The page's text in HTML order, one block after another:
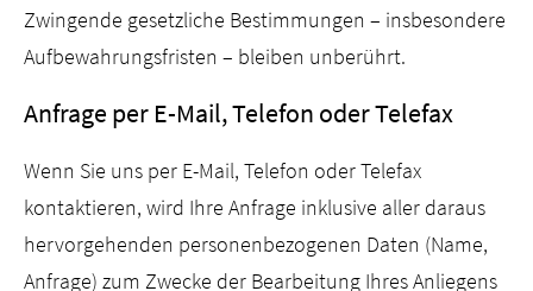
Zwingende gesetzliche Bestimmungen – insbesondere
Aufbewahrungsfristen – bleiben unberührt.
Anfrage per E-Mail, Telefon oder Telefax
Wenn Sie uns per E-Mail, Telefon oder Telefax
kontaktieren, wird Ihre Anfrage inklusive aller daraus
hervorgehenden personenbezogenen Daten (Name,
Anfrage) zum Zwecke der Bearbeitung Ihres Anliegens